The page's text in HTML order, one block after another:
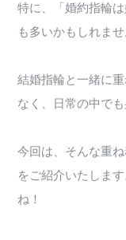
特に、「婚約指輪
も多いかもしれま
結婚指輪と一緒に
なく、日常の中で
今回は、そんな重
をご紹介いたしま
ね！